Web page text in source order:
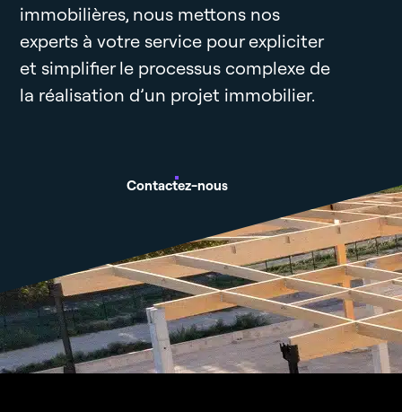
immobilières, nous mettons nos
experts à votre service pour expliciter
et simplifier le processus complexe de
la réalisation d’un projet immobilier.
Contactez-nous